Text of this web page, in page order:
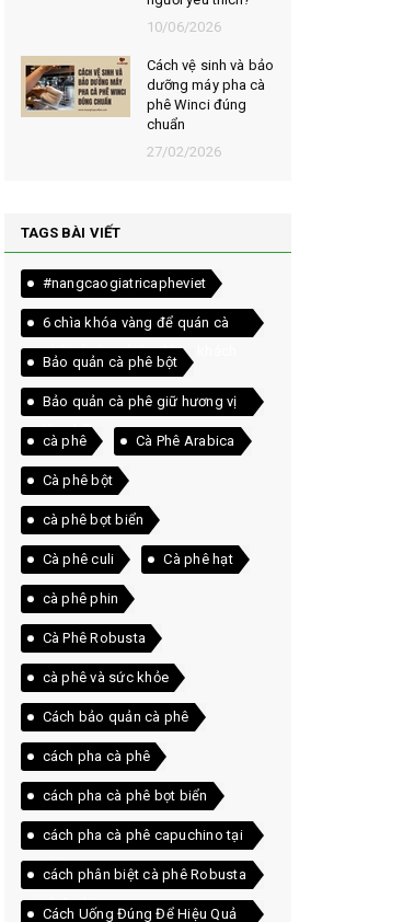
10/06/2026
Cách vệ sinh và bảo
dưỡng máy pha cà
phê Winci đúng
chuẩn
27/02/2026
TAGS BÀI VIẾT
#nangcaogiatricapheviet
6 chìa khóa vàng để quán cà
phê của bạn luôn đông khách
Bảo quản cà phê bột
Bảo quản cà phê giữ hương vị
lâu nhất
cà phê Cà Phê Arabica
Cà phê bột
cà phê bọt biển
Cà phê culi Cà phê hạt
cà phê phin
Cà Phê Robusta
cà phê và sức khỏe
Cách bảo quản cà phê
cách pha cà phê
cách pha cà phê bọt biển
cách pha cà phê capuchino tại
nhà
cách phân biệt cà phê Robusta
và Arabica
Cách Uống Đúng Để Hiệu Quả